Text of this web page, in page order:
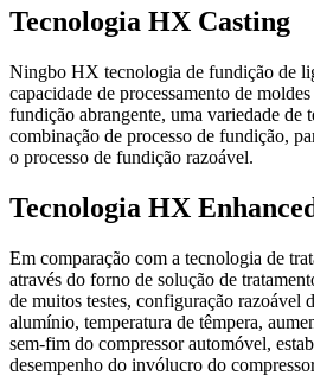
Tecnologia HX Casting
Ningbo HX tecnologia de fundição de
capacidade de processamento de
fundição abrangente, uma variedade de
combinação de processo de fundição,
o processo de fundição razoável.
Tecnologia HX
Em comparação com a tecnologia de
através do forno de solução de
de muitos testes, configuração razoável
alumínio, temperatura de têmpera,
sem-fim do compressor automóvel,
desempenho do invólucro do